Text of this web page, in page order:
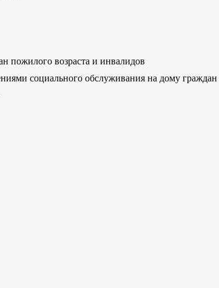
пожилого возраста и инвалидов
социального обслуживания на дому